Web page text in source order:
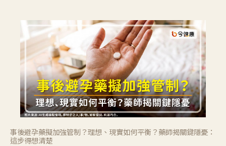
事後避孕藥擬加強管制？理想、現實如何平衡？藥師揭關鍵隱憂：
這步得想清楚